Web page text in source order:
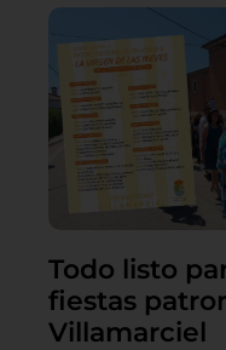
Todo listo
fiestas
Villamarciel